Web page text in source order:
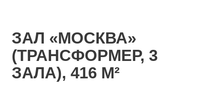
Москва – это стильно, эффектно, вкусно и
незабываемо!